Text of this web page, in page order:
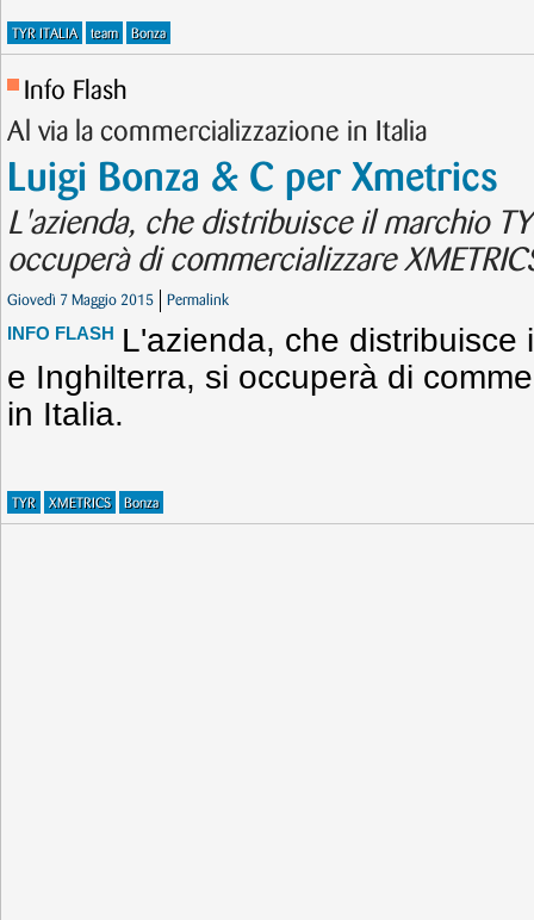
TYR ITALIA team Bonza
Info Flash
Al via la commercializzazione in Italia
Luigi Bonza & C per Xmetrics
L'azienda, che distribuisce il marchio
occuperà di commercializzare
Giovedì 7 Maggio 2015 Permalink
INFO FLASH L'azienda, che distribuisce
e Inghilterra, si occuperà di
in Italia.
TYR XMETRICS Bonza